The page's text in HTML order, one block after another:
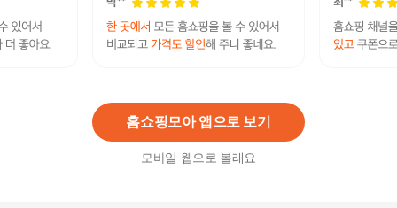
홈쇼핑모아 앱으로 보기
모바일 웹으로 볼래요
[헬로하이주]먼지없는 쿨케어 리버시블 와이드베